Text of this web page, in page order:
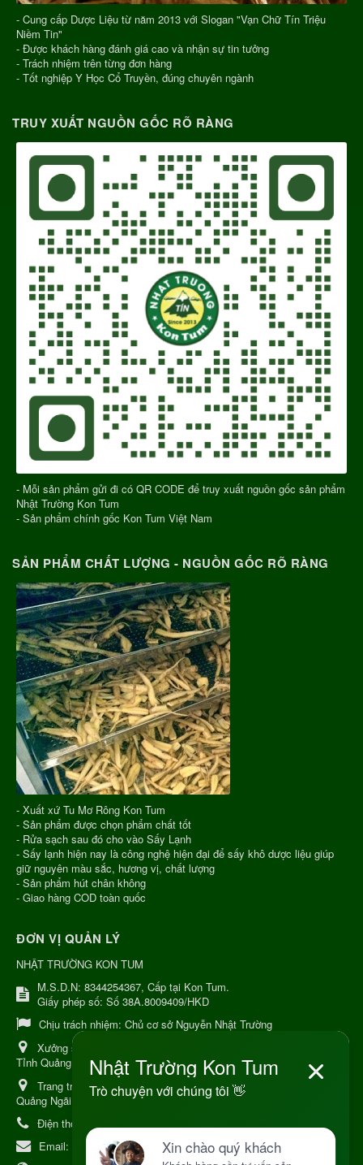
- Cung cấp Dược Liệu từ năm 2013 với Slogan "Vạn Chữ Tín Triệu
Niềm Tin"
- Được khách hàng đánh giá cao và nhận sự tin tưởng
- Trách nhiệm trên từng đơn hàng
- Tốt nghiệp Y Học Cổ Truyền, đúng chuyên ngành
TRUY XUẤT NGUỒN GỐC RÕ RÀNG
- Mỗi sản phẩm gửi đi có QR CODE để truy xuất nguồn gốc sản phẩm
Nhật Trường Kon Tum
- Sản phẩm chính gốc Kon Tum Việt Nam
SẢN PHẨM CHẤT LƯỢNG - NGUỒN GỐC RÕ RÀNG
- Xuất xứ Tu Mơ Rông Kon Tum
- Sản phẩm được chọn phẩm chất tốt
- Rửa sạch sau đó cho vào Sấy Lạnh
- Sấy lạnh hiện nay là công nghệ hiện đại để sấy khô dược liệu giúp
giữ nguyên màu sắc, hương vị, chất lượng
- Sản phẩm hút chân không
- Giao hàng COD toàn quốc
ĐƠN VỊ QUẢN LÝ
NHẬT TRƯỜNG KON TUM
M.S.D.N: 8344254367, Cấp tại Kon Tum.
Giấy phép số: Số 38A.8009409/HKD
Chịu trách nhiệm: Chủ cơ sở Nguyễn Nhật Trường
Xưởng sản xuất:
Tỉnh Quảng Ngải
Trang trại Dược Liệu Hữu Cơ: Khu 37 Hộ Xã Măng Đen Tỉnh
Quảng Ngãi
Điện thoại:
Email:
kinhdoanh@nhattruongkontum.com